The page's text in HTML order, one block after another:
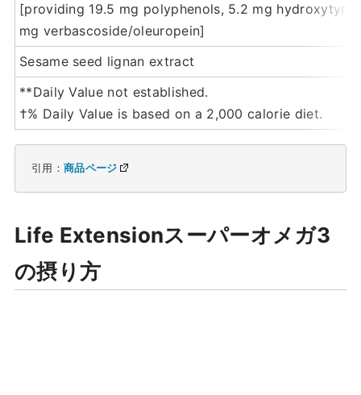
[providing 19.5 mg polyphenols, 5.2 mg
mg verbascoside/oleuropein]
Sesame seed lignan extract
**Daily Value not established.
†% Daily Value is based on a 2,000 calorie diet.
引用： 商品ページ
Life Extensionスーパーオメガ3
の摂り方